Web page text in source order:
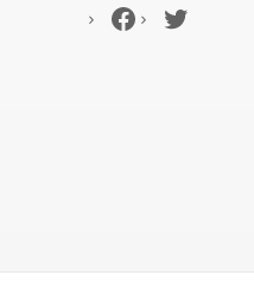
Facebook
Twitter